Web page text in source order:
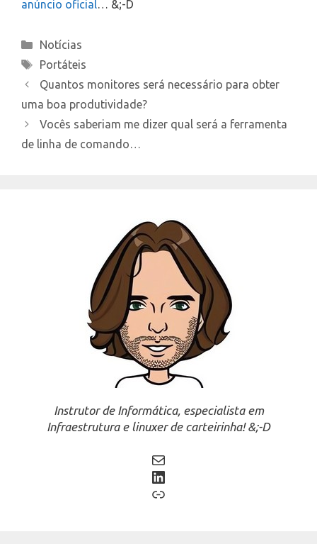
anúncio oficial… &;-D
Categories
Notícias
Tags
Portáteis
Quantos monitores será necessário para obter
uma boa produtividade?
Vocês saberiam me dizer qual será a ferramenta
de linha de comando…
Instrutor de Informática, especialista em
Infraestrutura e linuxer de carteirinha! &;-D
Mail
LinkedIn
Link